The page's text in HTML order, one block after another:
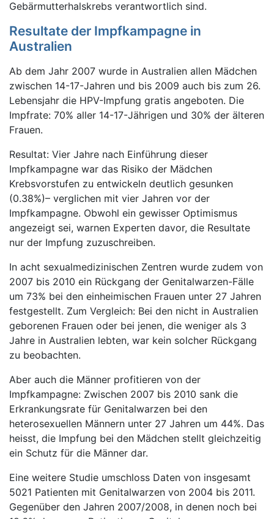
Gebärmutterhalskrebs verantwortlich sind.
Resultate der Impfkampagne in
Australien
Ab dem Jahr 2007 wurde in Australien allen Mädchen
zwischen 14-17-Jahren und bis 2009 auch bis zum 26.
Lebensjahr die HPV-Impfung gratis angeboten. Die
Impfrate: 70% aller 14-17-Jährigen und 30% der älteren
Frauen.
Resultat: Vier Jahre nach Einführung dieser
Impfkampagne war das Risiko der Mädchen
Krebsvorstufen zu entwickeln deutlich gesunken
(0.38%)– verglichen mit vier Jahren vor der
Impfkampagne. Obwohl ein gewisser Optimismus
angezeigt sei, warnen Experten davor, die Resultate
nur der Impfung zuzuschreiben.
In acht sexualmedizinischen Zentren wurde zudem von
2007 bis 2010 ein Rückgang der Genitalwarzen-Fälle
um 73% bei den einheimischen Frauen unter 27 Jahren
festgestellt. Zum Vergleich: Bei den nicht in Australien
geborenen Frauen oder bei jenen, die weniger als 3
Jahre in Australien lebten, war kein solcher Rückgang
zu beobachten.
Aber auch die Männer profitieren von der
Impfkampagne: Zwischen 2007 bis 2010 sank die
Erkrankungsrate für Genitalwarzen bei den
heterosexuellen Männern unter 27 Jahren um 44%. Das
heisst, die Impfung bei den Mädchen stellt gleichzeitig
ein Schutz für die Männer dar.
Eine weitere Studie umschloss Daten von insgesamt
5021 Patienten mit Genitalwarzen von 2004 bis 2011.
Gegenüber den Jahren 2007/2008, in denen noch bei